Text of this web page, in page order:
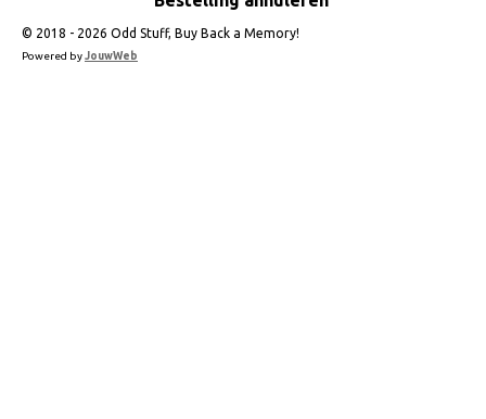
© 2018 - 2026 Odd Stuff, Buy Back a Memory!
Powered byJouwWeb